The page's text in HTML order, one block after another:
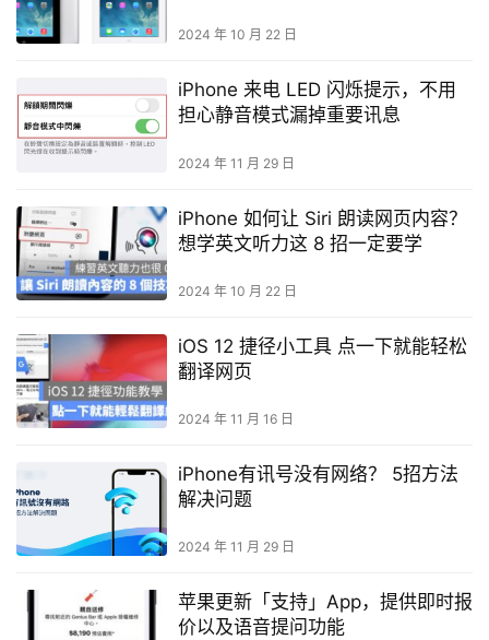
2024 年 10 月 22 日
iPhone 来电 LED 闪烁提示，不用
担心静音模式漏掉重要讯息
2024 年 11 月 29 日
iPhone 如何让 Siri 朗读网页内容？
想学英文听力这 8 招一定要学
2024 年 10 月 22 日
iOS 12 捷径小工具 点一下就能轻松
翻译网页
2024 年 11 月 16 日
iPhone有讯号没有网络？ 5招方法
解决问题
2024 年 11 月 29 日
苹果更新「支持」App，提供即时报
价以及语音提问功能